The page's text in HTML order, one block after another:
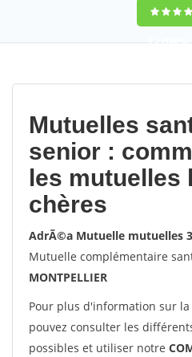
9,2(100%)
Mutuelles
senior :
les mutuelles
chères
AdrÃ©a Mutuelle mutuelles
Mutuelle complémentaire
MONTPELLIER
Pour plus d'information sur
pouvez consulter les
possibles et utiliser notre